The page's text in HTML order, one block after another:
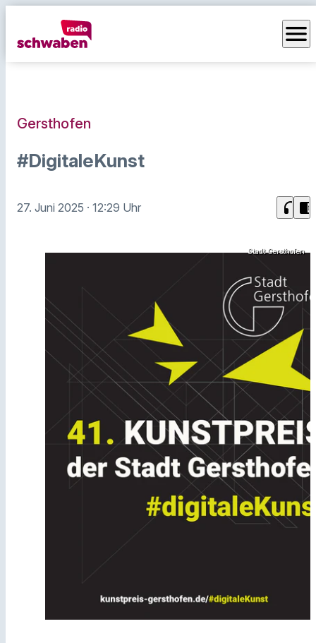
menu
Gersthofen
#DigitaleKunst
27. Juni 2025 · 12:29 Uhr headphones chrome_reader_mode
Stadt Gersthofen